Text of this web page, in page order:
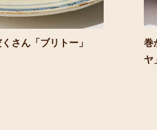
さん「ブリトー」
巻
ヤ